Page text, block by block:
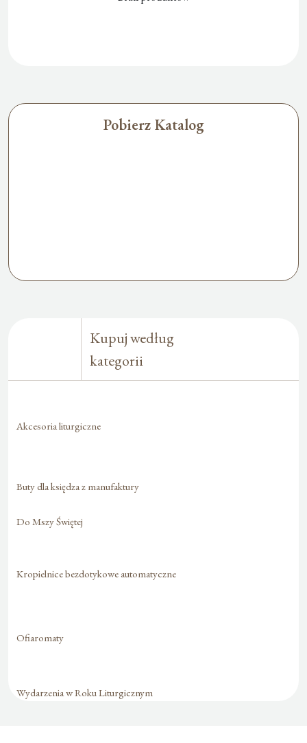
Pobierz Katalog
Kupuj według
kategorii
Akcesoria liturgiczne
Buty dla księdza z manufaktury
Do Mszy Świętej
Kropielnice bezdotykowe automatyczne
Ofiaromaty
Wydarzenia w Roku Liturgicznym